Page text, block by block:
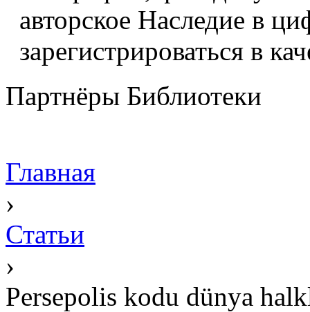
авторское Наследие в
зарегистрироваться в
Партнёры Библиотеки
Главная
›
Статьи
›
Persepolis kodu dünya